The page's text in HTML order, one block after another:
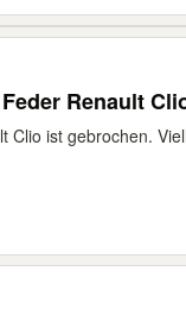
Renault
ist gebrochen.